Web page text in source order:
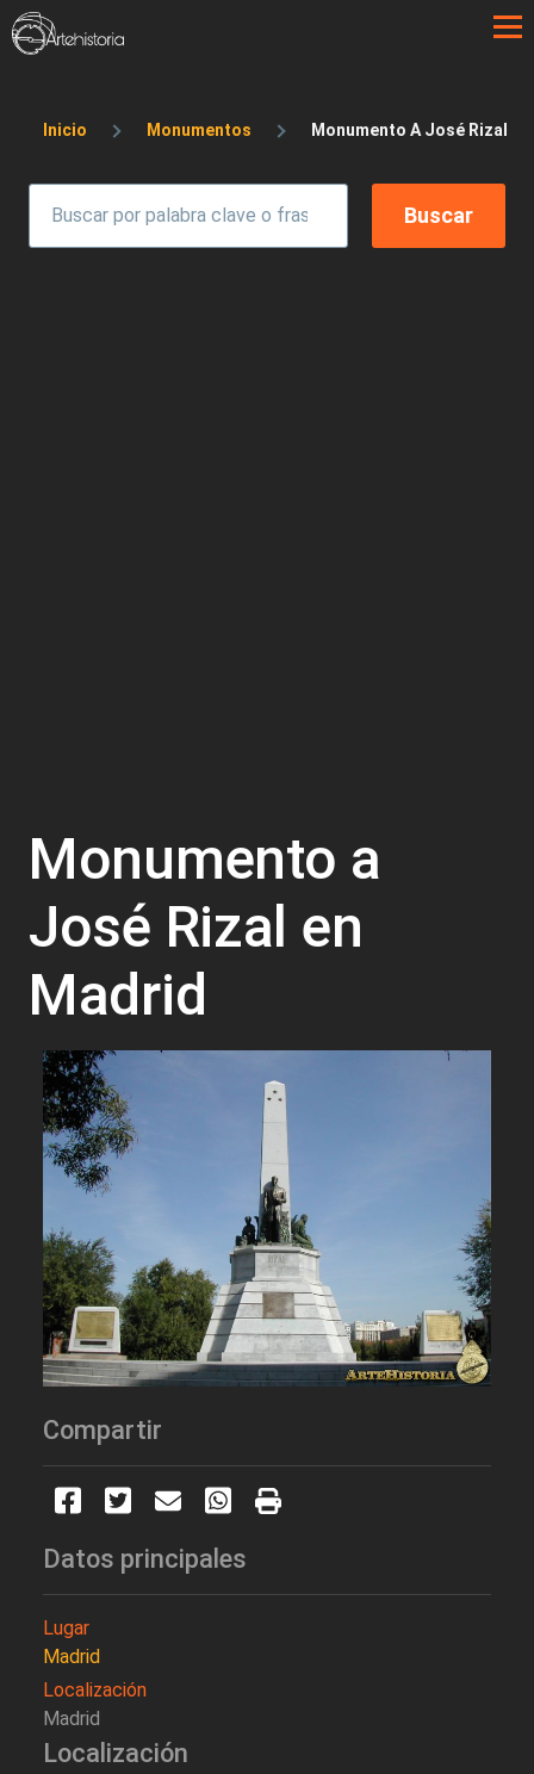
Pasar al contenido principal
Sobrescribir enlaces de ayuda a la
Inicio Monumentos Monumento A José Rizal
Monumento a
José Rizal en
Madrid
Compartir
Datos principales
Lugar
Madrid
Localización
Madrid
Localización